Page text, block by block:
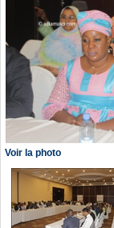
Voir la photo